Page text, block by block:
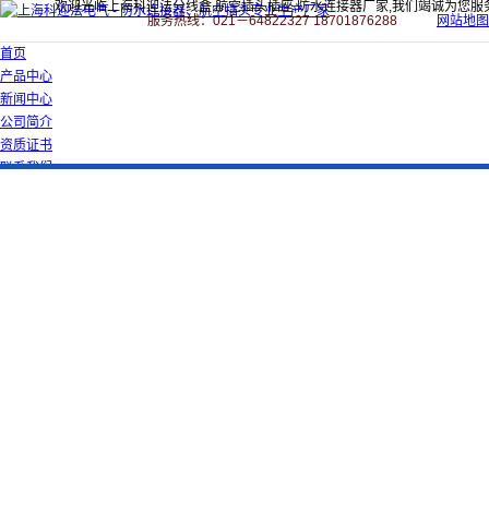
欢迎光临上海科迎法分线盒,航空插头插座,防水连接器厂家,我们竭诚为您服
服务热线：021－64822327 18701876288
网站地图
首页
产品中心
新闻中心
公司简介
资质证书
联系我们